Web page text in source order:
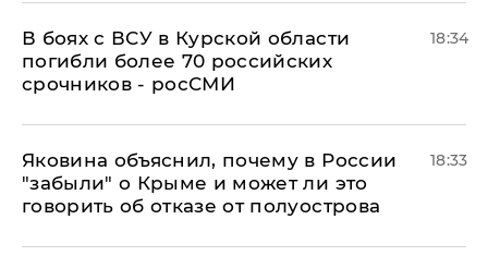
В боях с ВСУ в Курской области
погибли более 70 российских
срочников - росСМИ
18:34
Яковина объяснил, почему в России
"забыли" о Крыме и может ли это
говорить об отказе от полуострова
18:33